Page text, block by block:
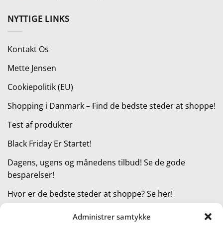
Administrer samtykke
NYTTIGE LINKS
Kontakt Os
Mette Jensen
Cookiepolitik (EU)
Shopping i Danmark – Find de bedste steder at shoppe!
Test af produkter
Black Friday Er Startet!
Dagens, ugens og månedens tilbud! Se de gode
besparelser!
Hvor er de bedste steder at shoppe? Se her!